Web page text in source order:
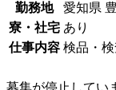
勤務地
愛知県
寮・社宅 あり
仕事内容 検品・
募集が停止してい